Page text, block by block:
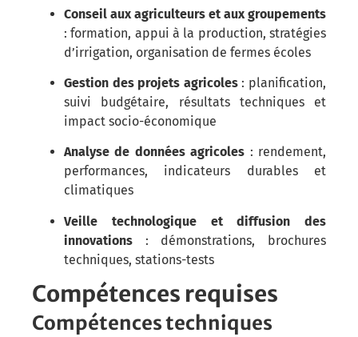
Conseil aux agriculteurs et aux groupements
: formation, appui à la production, stratégies
d’irrigation, organisation de fermes écoles
Gestion des projets agricoles: planification,
suivi budgétaire, résultats techniques et
impact socio-économique
Analyse de données agricoles : rendement,
performances, indicateurs durables et
climatiques
Veille technologique et diffusion des
innovations : démonstrations, brochures
techniques, stations-tests
Compétences requises
Compétences techniques